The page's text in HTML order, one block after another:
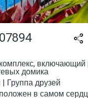
домика
друзей
в самом